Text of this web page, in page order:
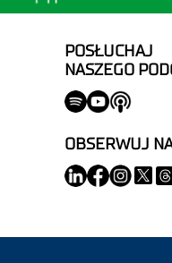
POSŁUCHAJ
NASZEGO
OBSERWUJ